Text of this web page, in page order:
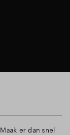
er dan snel